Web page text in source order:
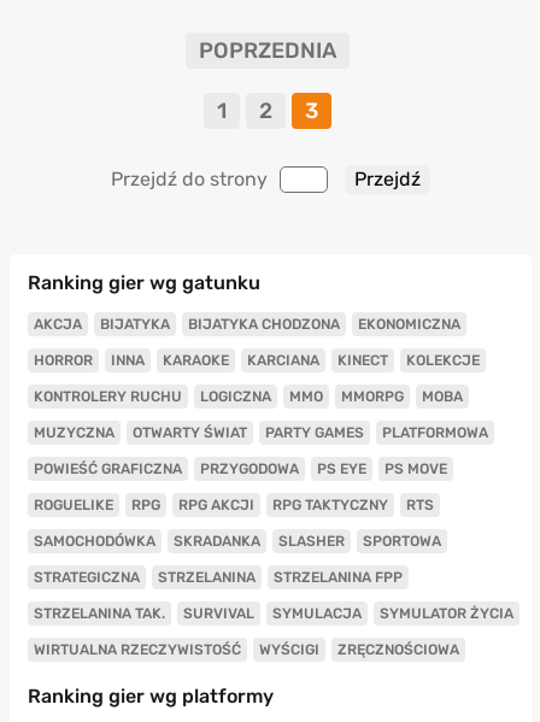
POPRZEDNIA
1 2 3
Przejdź do strony
Ranking gier wg gatunku
AKCJA BIJATYKA BIJATYKA CHODZONA EKONOMICZNA
HORROR INNA KARAOKE KARCIANA KINECT KOLEKCJE
KONTROLERY RUCHU LOGICZNA MMO MMORPG MOBA
MUZYCZNA OTWARTY ŚWIAT PARTY GAMES PLATFORMOWA
POWIEŚĆ GRAFICZNA PRZYGODOWA PS EYE PS MOVE
ROGUELIKE RPG RPG AKCJI RPG TAKTYCZNY RTS
SAMOCHODÓWKA SKRADANKA SLASHER SPORTOWA
STRATEGICZNA STRZELANINA STRZELANINA FPP
STRZELANINA TAK. SURVIVAL SYMULACJA SYMULATOR ŻYCIA
WIRTUALNA RZECZYWISTOŚĆ WYŚCIGI ZRĘCZNOŚCIOWA
Ranking gier wg platformy